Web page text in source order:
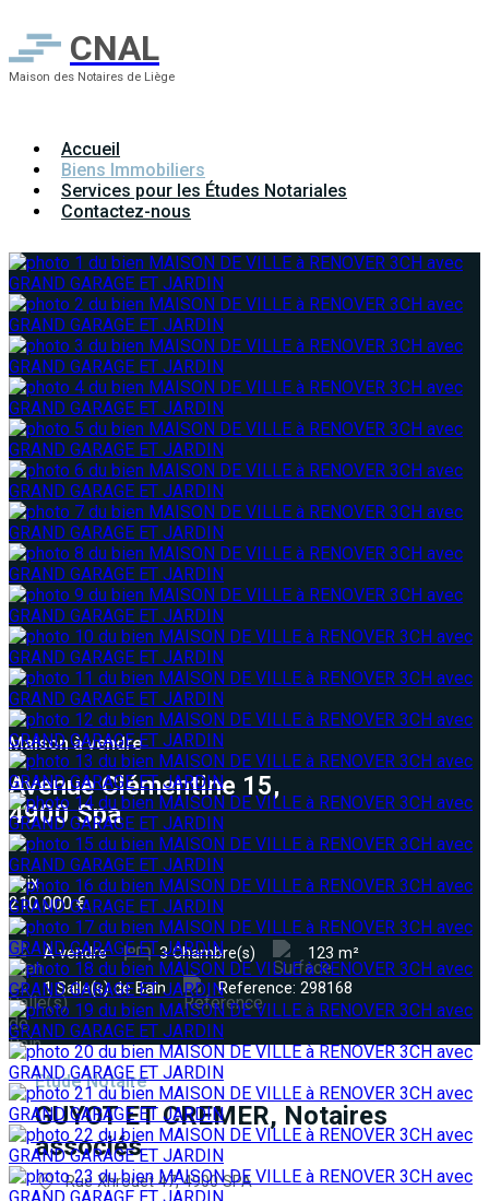
CNAL
Maison des Notaires de Liège
Accueil
Biens Immobiliers
Services pour les Études Notariales
Contactez-nous
Maison à vendre
Avenue Clémentine 15,
4900 Spa
Prix
210 000 €
À vendre 3 Chambre(s)
123 m²
1 Salle(s) de Bain
Reference: 298168
Etude Notaire
GUYOT ET CREMER, Notaires
associés
Rue Xhrouet 47, 4900 SPA